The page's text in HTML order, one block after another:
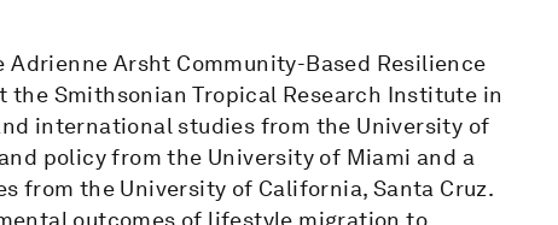
Arsht Community-Based Resilience
Smithsonian Tropical Research Institute in
international studies from the University of
policy from the University of Miami and a
from the University of California, Santa Cruz.
outcomes of lifestyle migration to